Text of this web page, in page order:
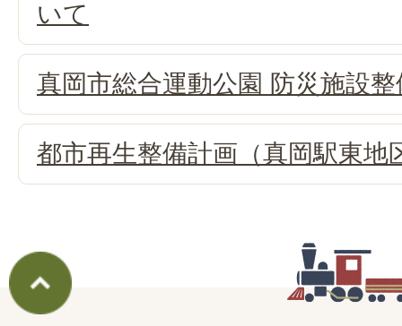
いて
真岡市総合運動公園 防災施設
都市再生整備計画（真岡駅東地